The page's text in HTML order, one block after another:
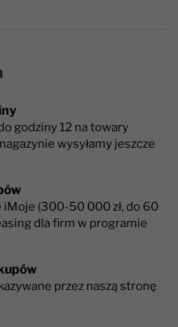
godziny 12 na towary
wysyłamy jeszcze
iMoje (300-50 000 zł, do 60
dla firm w programie
przez naszą stronę